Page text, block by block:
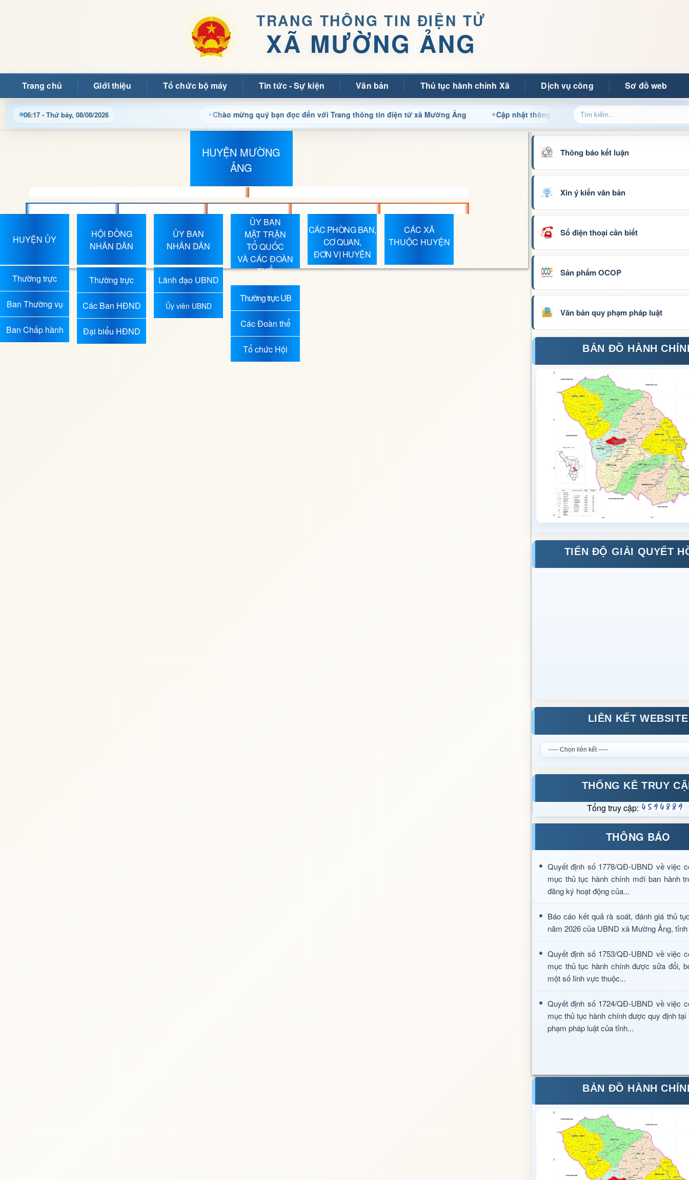
TRANG THÔNG TIN ĐIỆN TỬ
XÃ MƯỜNG ẢNG
Trang chủ Giới thiệu Tổ chức bộ máy Tin tức - Sự kiện Văn bản Thủ tục hành chính Xã Dịch vụ công Sơ đồ web
06:17 - Thứ bảy, 08/08/2026 Chào mừng quý bạn đọc đến với Trang thông tin điện tử xã Mường Ảng Cập nhật thông tin điều hành, thủ tục hành chính và tin tức
HUYỆN MƯỜNG
ẢNG
HUYỆN ỦY
Thường trực
Ban Thường vụ
Ban Chấp hành
HỘI ĐỒNG
NHÂN DÂN
Thường trực
HĐND
Các Ban HĐND
Đại biểu HĐND
ỦY BAN
NHÂN DÂN
Lãnh đạo UBND
Ủy viên UBND
ỦY BAN
MẶT TRẬN
TỔ QUỐC
VÀ CÁC ĐOÀN
THỂ
Thường trực UB
MTTQ
Các Đoàn thể
Tổ chức Hội
CÁC PHÒNG BAN,
CƠ QUAN,
ĐƠN VỊ HUYỆN
CÁC XÃ
THUỘC HUYỆN
Thông báo kết luận
Xin ý kiến văn bản
Số điện thoại cần biết
Sản phẩm OCOP
Văn bản quy phạm pháp luật
BẢN ĐỒ HÀNH
TIẾN ĐỘ GIẢI QUYẾT
LIÊN KẾT WEBSITE
THỐNG KÊ TRUY
Tổng truy cập:
THÔNG BÁO
Quyết định số 1778/QĐ-UBND về việc
mục thủ tục hành chính mới ban hành
đăng ký hoạt động của...
Báo cáo kết quả rà soát, đánh giá thủ
năm 2026 của UBND xã Mường Ảng,
Quyết định số 1753/QĐ-UBND về việc
mục thủ tục hành chính được sửa đổi,
một số lĩnh vực thuộc...
Quyết định số 1724/QĐ-UBND về việc
mục thủ tục hành chính được quy định tại
phạm pháp luật của tỉnh...
BẢN ĐỒ HÀNH